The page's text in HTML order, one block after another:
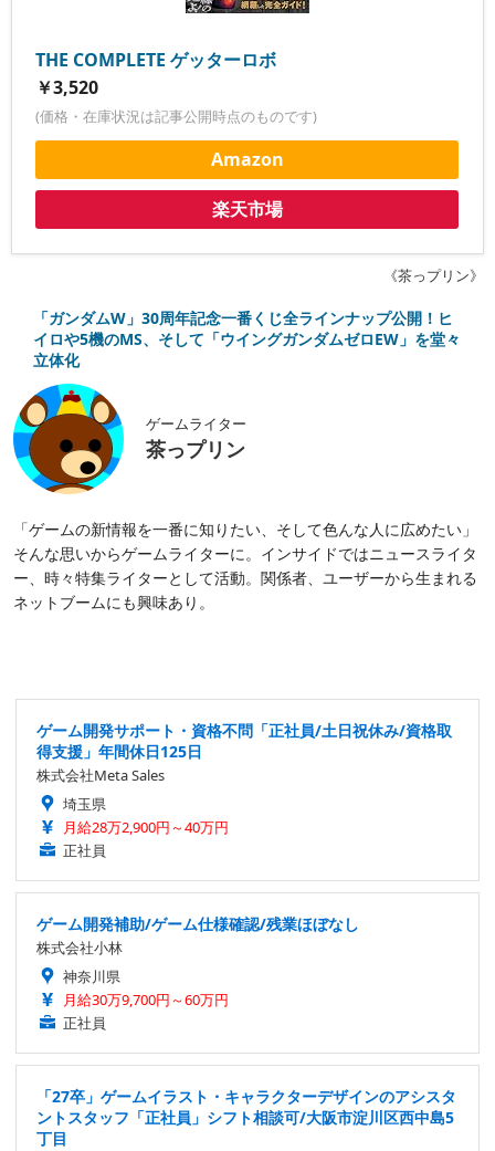
THE COMPLETE ゲッターロボ
￥3,520
(価格・在庫状況は記事公開時点のものです)
Amazon
楽天市場
《茶っプリン》
「ガンダムW」30周年記念一番くじ全ラインナップ公開！ヒ
イロや5機のMS、そして「ウイングガンダムゼロEW」を堂々
立体化
ゲームライター
茶っプリン
「ゲームの新情報を一番に知りたい、そして色んな人に広めたい」
そんな思いからゲームライターに。インサイドではニュースライタ
ー、時々特集ライターとして活動。関係者、ユーザーから生まれる
ネットブームにも興味あり。
ゲーム開発サポート・資格不問「正社員/土日祝休み/資格取
得支援」年間休日125日
株式会社Meta Sales
埼玉県
月給28万2,900円～40万円
正社員
ゲーム開発補助/ゲーム仕様確認/残業ほぼなし
株式会社小林
神奈川県
月給30万9,700円～60万円
正社員
「27卒」ゲームイラスト・キャラクターデザインのアシスタ
ントスタッフ「正社員」シフト相談可/大阪市淀川区西中島5
丁目